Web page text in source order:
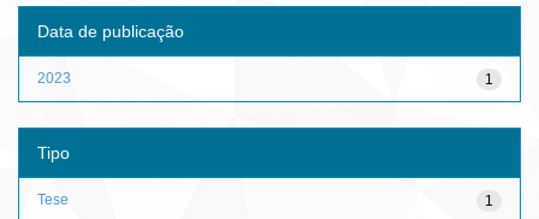
Data de publicação
1
2023
Tipo
1
Tese